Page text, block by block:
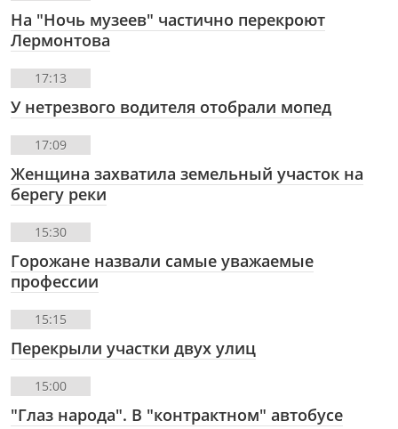
На "Ночь музеев" частично перекроют
Лермонтова
17:13
У нетрезвого водителя отобрали мопед
17:09
Женщина захватила земельный участок на
берегу реки
15:30
Горожане назвали самые уважаемые
профессии
15:15
Перекрыли участки двух улиц
15:00
"Глаз народа". В "контрактном" автобусе